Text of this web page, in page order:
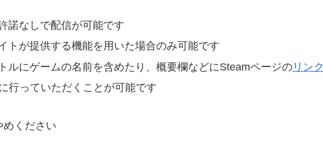
諾なしで配信が可能です
トが提供する機能を用いた場合のみ可能です
ルにゲームの名前を含めたり、概要欄などにSteamページのリンク
行っていただくことが可能です
めください